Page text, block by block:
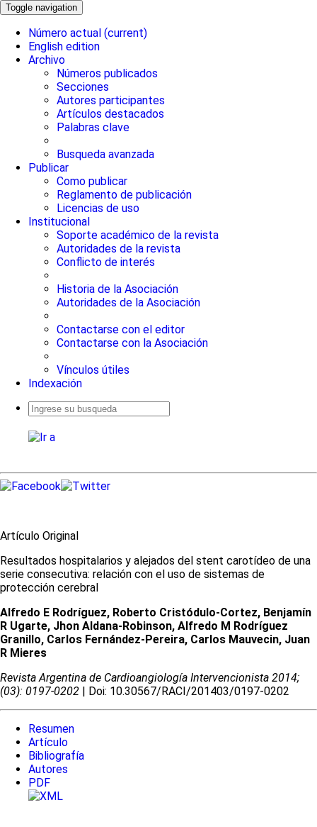
Toggle navigation
Número actual (current)
English edition
Archivo
Números publicados
Secciones
Autores participantes
Artículos destacados
Palabras clave
Busqueda avanzada
Publicar
Como publicar
Reglamento de publicación
Licencias de uso
Institucional
Soporte académico de la revista
Autoridades de la revista
Conflicto de interés
Historia de la Asociación
Autoridades de la Asociación
Contactarse con el editor
Contactarse con la Asociación
Vínculos útiles
Indexación
Artículo Original
Resultados hospitalarios y alejados del stent carotídeo de una
serie consecutiva: relación con el uso de sistemas de
protección cerebral
Alfredo E Rodríguez, Roberto Cristódulo-Cortez, Benjamín
R Ugarte, Jhon Aldana-Robinson, Alfredo M Rodríguez
Granillo, Carlos Fernández-Pereira, Carlos Mauvecin, Juan
R Mieres
Revista Argentina de Cardioangiologí­a Intervencionista 2014;
(03): 0197-0202 | Doi: 10.30567/RACI/201403/0197-0202
Resumen
Artículo
Bibliografía
Autores
PDF